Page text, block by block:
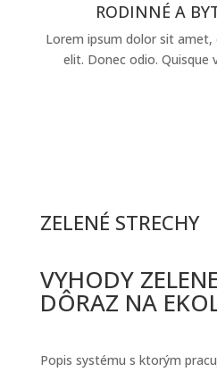
RODINNÉ A
Lorem ipsum dolor sit
elit. Donec odio.
ZELENÉ STRECHY
VYHODY
DÔRAZ NA
Popis systému s ktorým